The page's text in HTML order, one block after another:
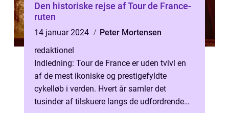
Den historiske rejse af Tour de France-
ruten
14 januar 2024
Peter Mortensen
redaktionel
Indledning: Tour de France er uden tvivl en
af de mest ikoniske og prestigefyldte
cykelløb i verden. Hvert år samler det
tusinder af tilskuere langs de udfordrende